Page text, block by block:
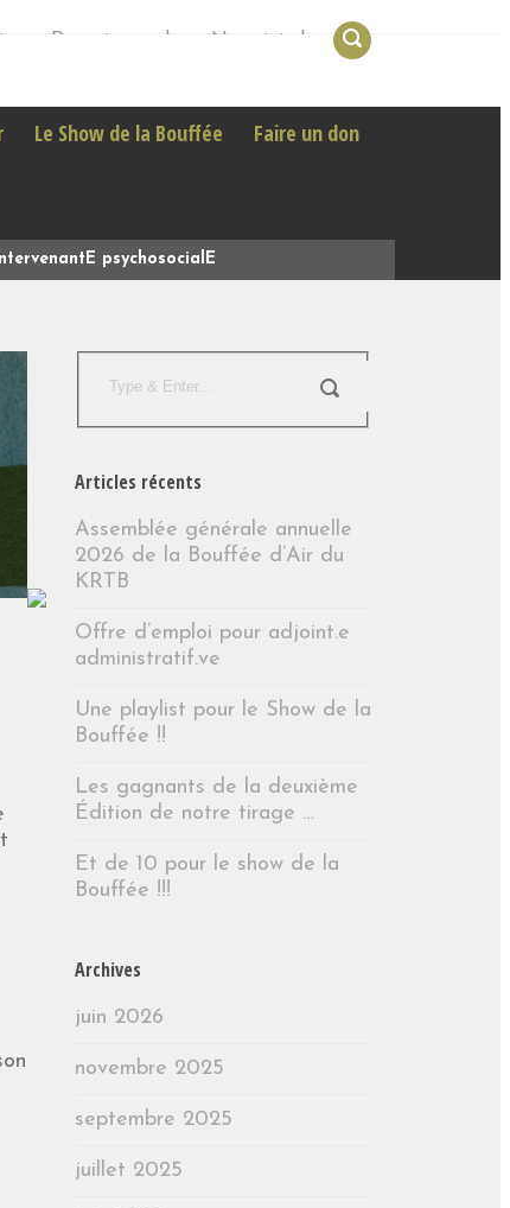
Devenir membre Nous joindre
Le Show de la Bouffée Faire un don
psychosocialE
Articles récents
Assemblée générale annuelle
2026 de la Bouffée d’Air du
KRTB
Offre d’emploi pour adjoint.e
administratif.ve
Une playlist pour le Show de la
Bouffée !!
Les gagnants de la deuxième
Édition de notre tirage …
Et de 10 pour le show de la
Bouffée !!!
Archives
juin 2026
novembre 2025
septembre 2025
juillet 2025